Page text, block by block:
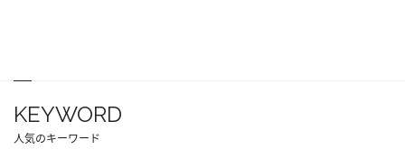
KEYWORD
人気のキーワード